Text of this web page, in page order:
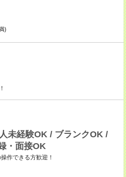
)
未経験OK / ブランクOK /
・面接OK
作できる方歓迎！